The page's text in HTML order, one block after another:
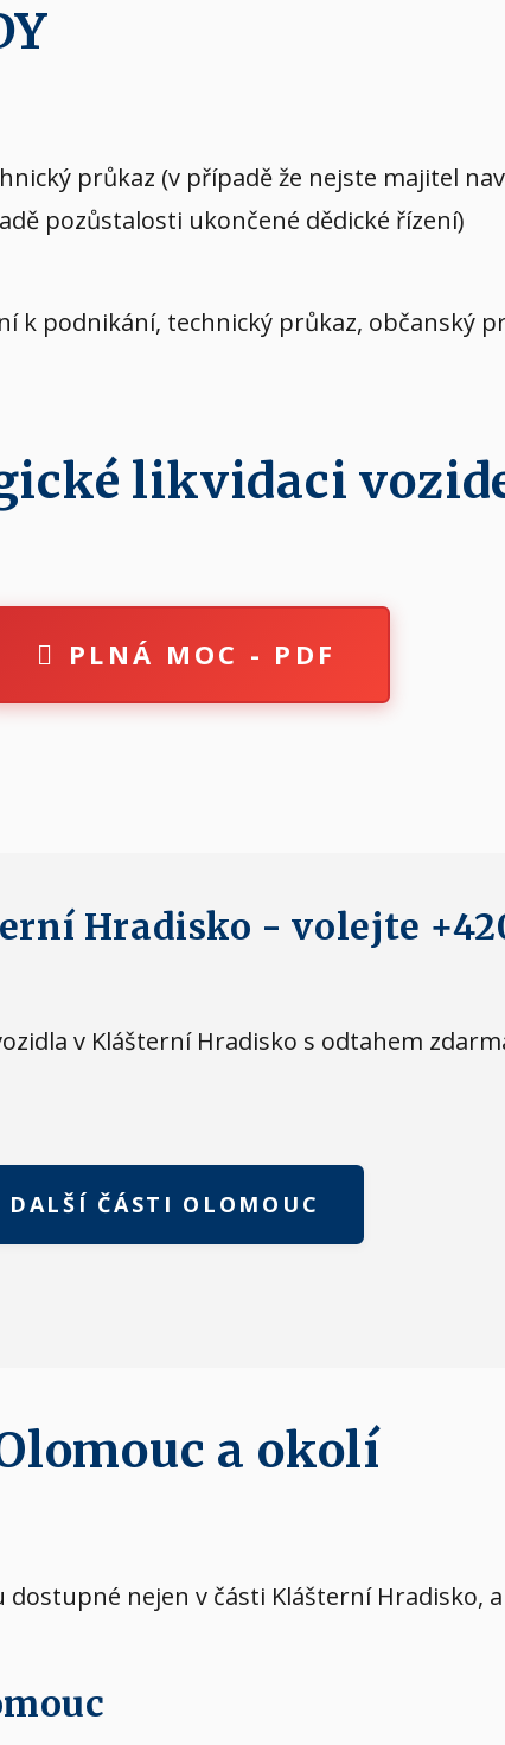
průkaz (v případě že nejste majitel
pozůstalosti ukončené dědické řízení)
k podnikání, technický průkaz, občanský
likvidaci
PLNÁ MOC - PDF
Hradisko - volejte
v Klášterní Hradisko s odtahem
DALŠÍ ČÁSTI OLOMOUC
a okolí
dostupné nejen v části Klášterní Hradisko,